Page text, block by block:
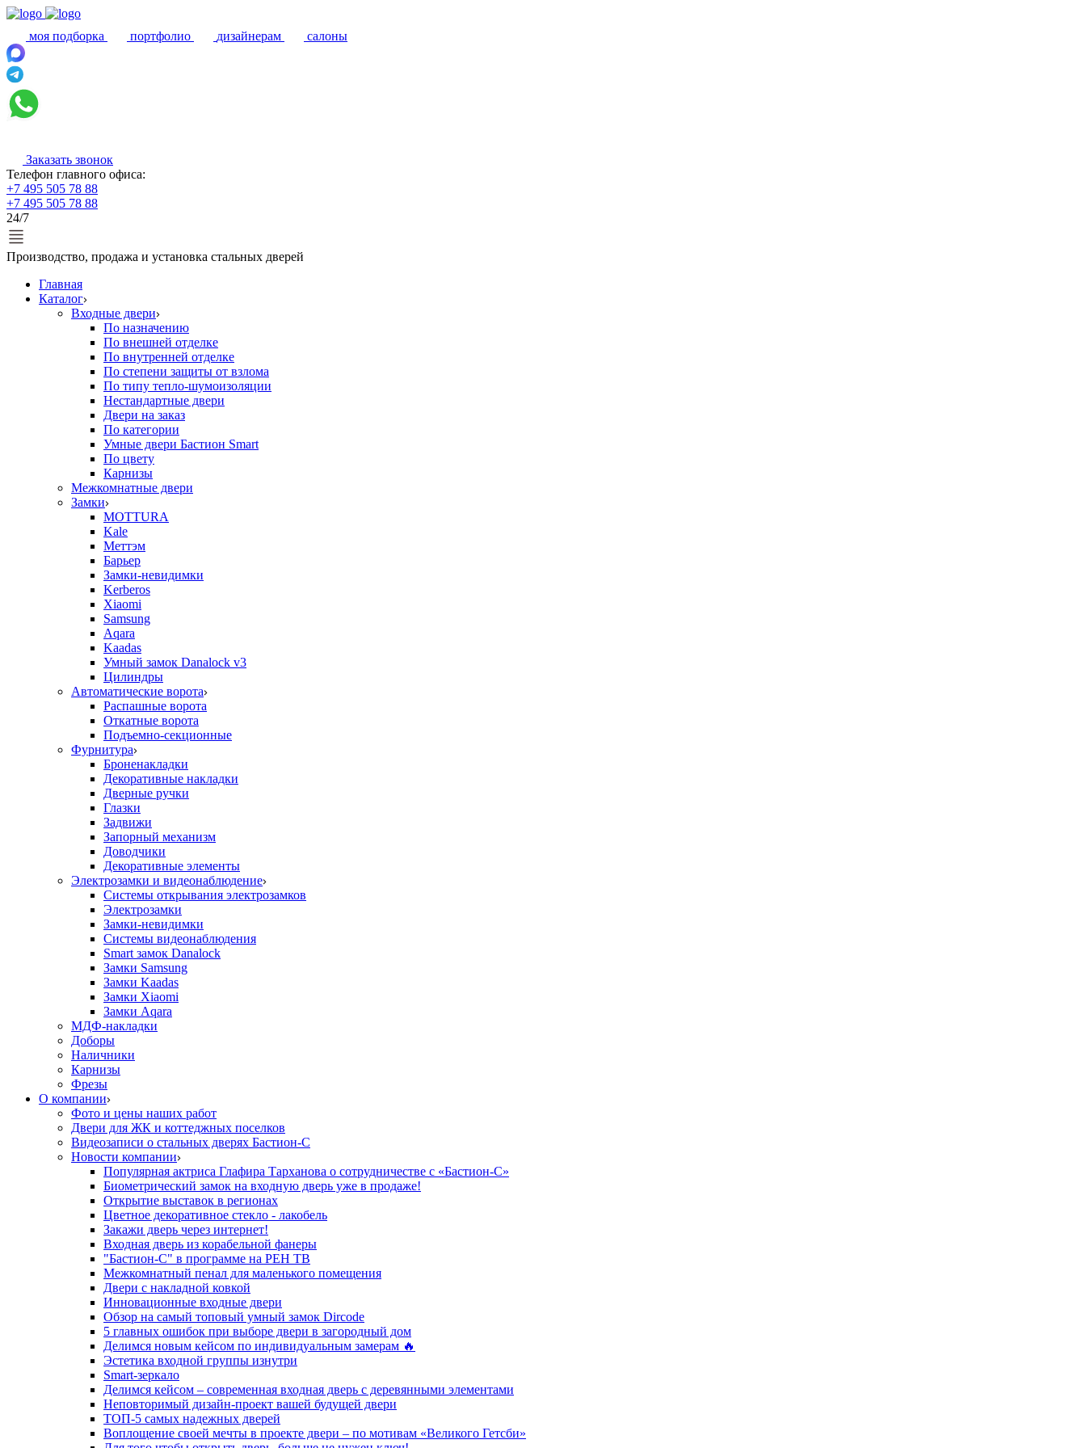
моя подборка портфолио дизайнерам салоны
Заказать звонок
Телефон главного офиса:
+7 495 505 78 88
+7 495 505 78 88
24/7
Производство, продажа и установка стальных дверей
Главная
Каталог
Входные двери
По назначению
По внешней отделке
По внутренней отделке
По степени защиты от взлома
По типу тепло-шумоизоляции
Нестандартные двери
Двери на заказ
По категории
Умные двери Бастион Smart
По цвету
Карнизы
Межкомнатные двери
Замки
MOTTURA
Kale
Меттэм
Барьер
Замки-невидимки
Kerberos
Xiaomi
Samsung
Aqara
Kaadas
Умный замок Danalock v3
Цилиндры
Автоматические ворота
Распашные ворота
Откатные ворота
Подъемно-секционные
Фурнитура
Броненакладки
Декоративные накладки
Дверные ручки
Глазки
Задвижи
Запорный механизм
Доводчики
Декоративные элементы
Электрозамки и видеонаблюдение
Системы открывания электрозамков
Электрозамки
Замки-невидимки
Системы видеонаблюдения
Smart замок Danalock
Замки Samsung
Замки Kaadas
Замки Xiaomi
Замки Aqara
МДФ-накладки
Доборы
Наличники
Карнизы
Фрезы
О компании
Фото и цены наших работ
Двери для ЖК и коттеджных поселков
Видеозаписи о стальных дверях Бастион-С
Новости компании
Популярная актриса Глафира Тарханова о сотрудничестве с «Бастион-С»
Биометрический замок на входную дверь уже в продаже!
Открытие выставок в регионах
Цветное декоративное стекло - лакобель
Закажи дверь через интернет!
Входная дверь из корабельной фанеры
"Бастион-С" в программе на РЕН ТВ
Межкомнатный пенал для маленького помещения
Двери с накладной ковкой
Инновационные входные двери
Обзор на самый топовый умный замок Dircode
5 главных ошибок при выборе двери в загородный дом
Делимся новым кейсом по индивидуальным замерам 🔥
Эстетика входной группы изнутри
Smart-зеркало
Делимся кейсом – современная входная дверь с деревянными элементами
Неповторимый дизайн-проект вашей будущей двери
ТОП-5 самых надежных дверей
Воплощение своей мечты в проекте двери – по мотивам «Великого Гетсби»